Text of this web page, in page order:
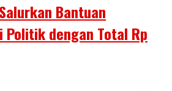
Bantuan
Politik dengan Total Rp